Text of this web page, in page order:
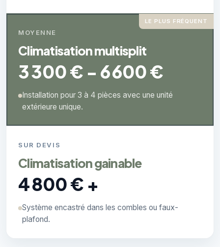
LE PLUS FRÉQUENT
MOYENNE
Climatisation multisplit
3 300 € - 6 600 €
Installation pour 3 à 4 pièces avec une unité
extérieure unique.
SUR DEVIS
Climatisation gainable
4 800 € +
Système encastré dans les combles ou faux-
plafond.